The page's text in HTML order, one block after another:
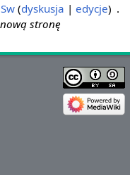
Sw dyskusja edycje
stronę